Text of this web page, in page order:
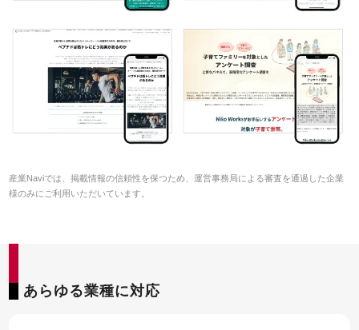
55SEO DX
産業Naviでは、掲載情報の信頼性を保つため、運営事務局による審査を通過した企業
様のみにご利用いただいています。
あらゆる業種に対応